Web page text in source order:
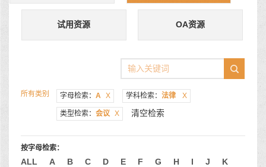
试用资源 OA资源
所有类别 字母检索： A X 学科检索： 法律 X
类型检索： 会议 X 清空检索
按字母检索：
ALL A B C D E F G H I J
K